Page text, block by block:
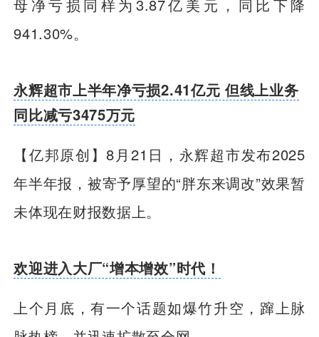
母净亏损同样为3.87亿美元，同比下降
941.30%。
永辉超市上半年净亏损2.41亿元 但线上业务
同比减亏3475万元
【亿邦原创】8月21日，永辉超市发布2025
年半年报，被寄予厚望的“胖东来调改”效果暂
未体现在财报数据上。
欢迎进入大厂“增本增效”时代！
上个月底，有一个话题如爆竹升空，蹿上脉